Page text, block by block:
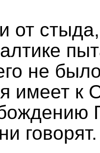
от
не
имеет к
говорят.